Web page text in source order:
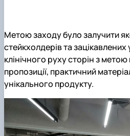
Метою заходубулозалучити
стейкхолдерів та
клінічного руху сторін з
пропозиції, практичний
унікального продукту.